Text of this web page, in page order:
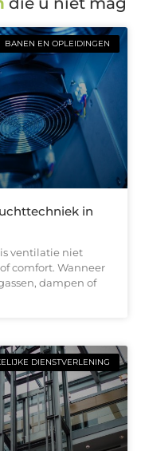
BANEN EN OPLEIDINGEN
in
ventilatie niet
comfort. Wanneer
dampen of
DIENSTVERLENING